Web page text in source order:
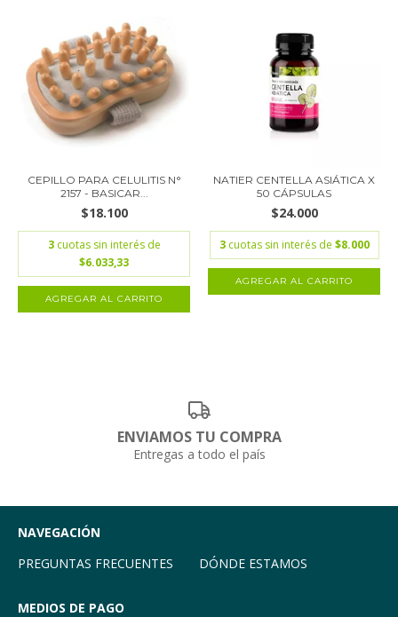
CEPILLO PARA CELULITIS N°
2157 - BASICAR...
$18.100
3 cuotas sin interés de
$6.033,33
NATIER CENTELLA ASIÁTICA X
50 CÁPSULAS
$24.000
3 cuotas sin interés de $8.000
ENVIAMOS TU COMPRA
Entregas a todo el país
NAVEGACIÓN
PREGUNTAS FRECUENTES
DÓNDE ESTAMOS
MEDIOS DE PAGO